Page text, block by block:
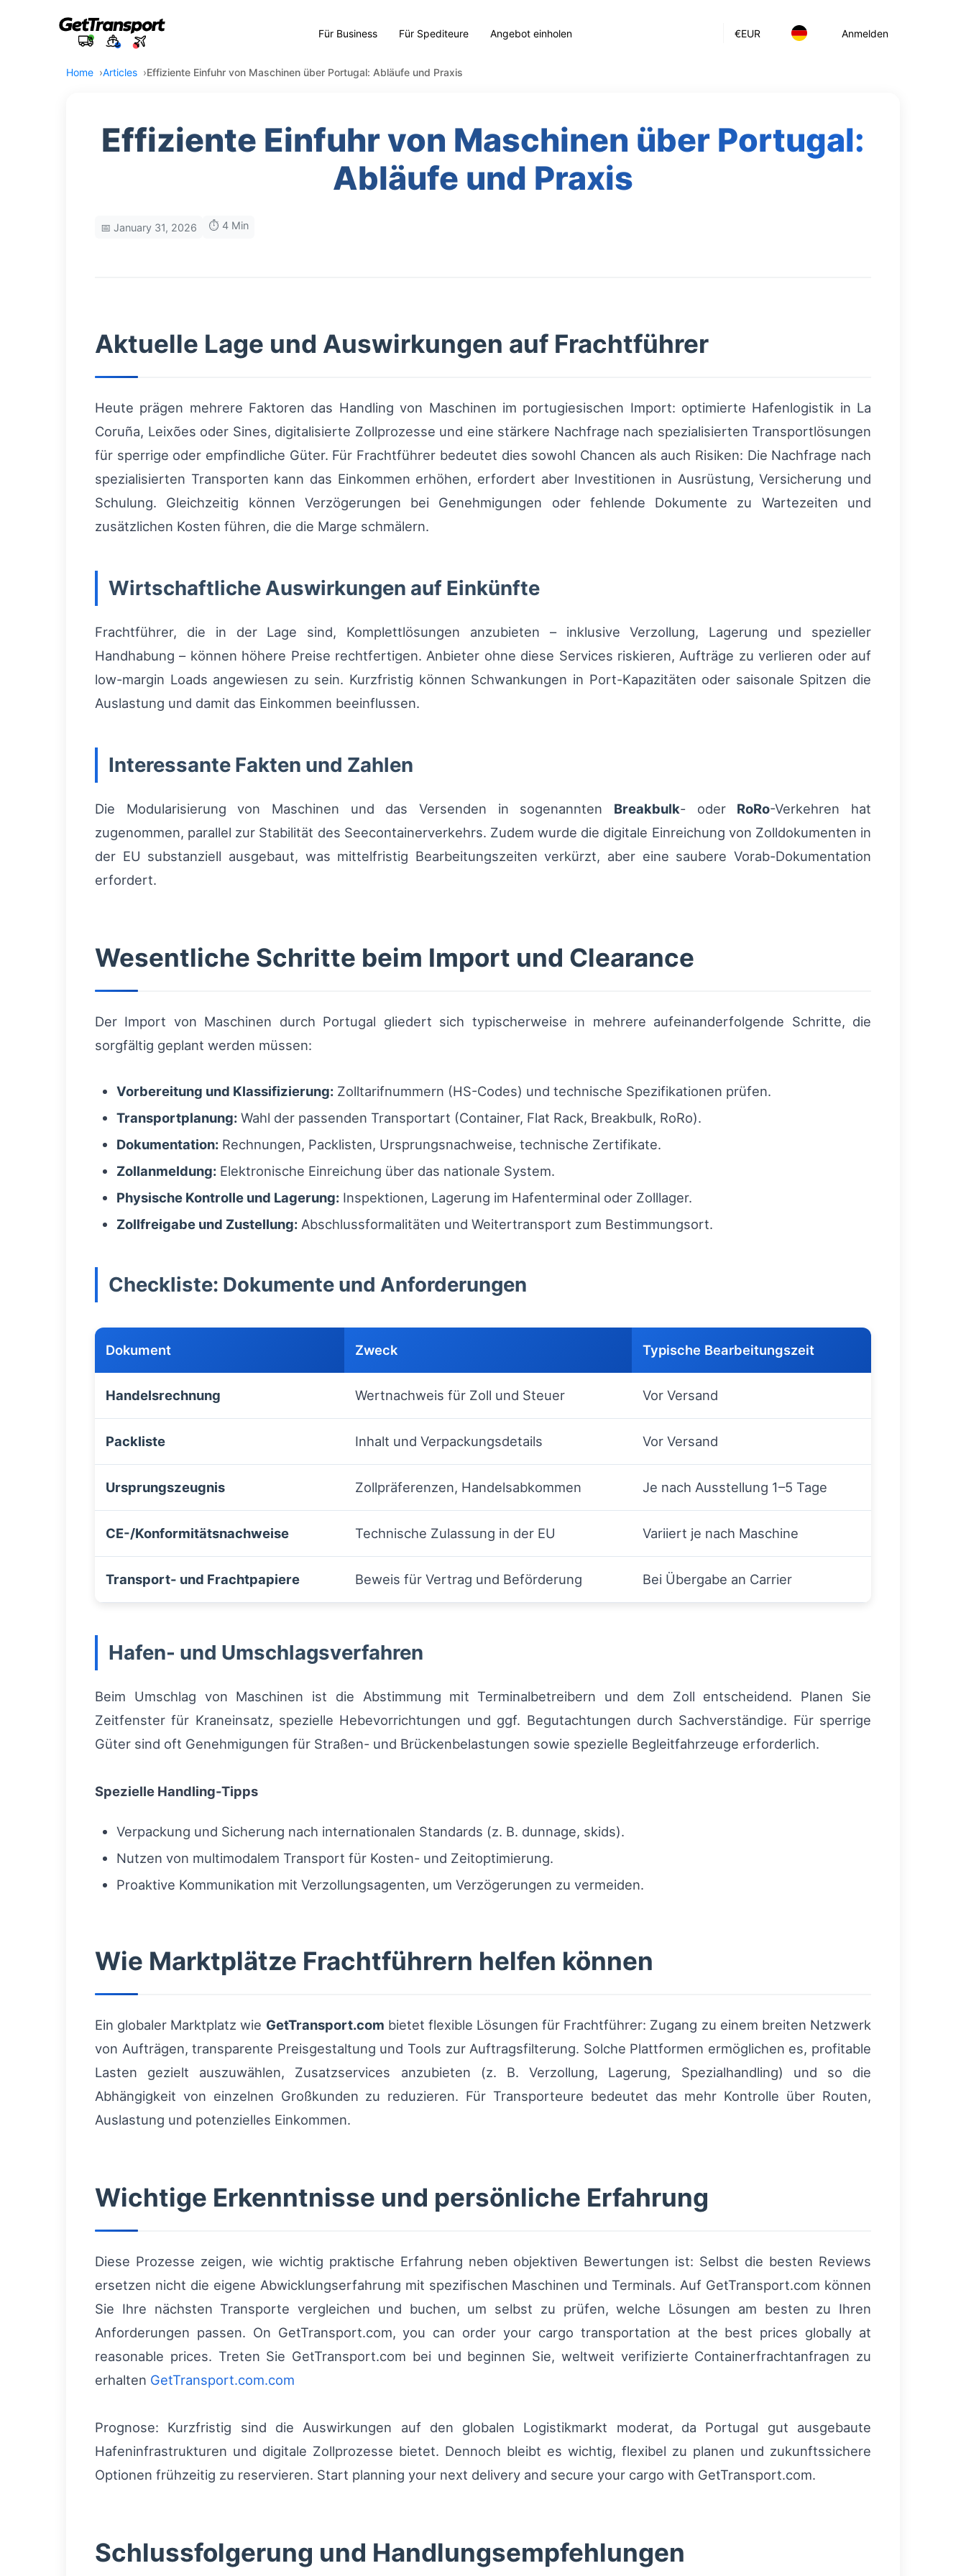
€EUR Anmelden
Für Business Für Spediteure Angebot einholen
Home Articles Effiziente Einfuhr von Maschinen über Portugal: Abläufe und Praxis
Effiziente Einfuhr von Maschinen über Portugal:
Abläufe und Praxis
📅 January 31, 2026 ⏱️ 4 Min
Aktuelle Lage und Auswirkungen auf Frachtführer
Heute prägen mehrere Faktoren das Handling von Maschinen im portugiesischen Import: optimierte Hafenlogistik in La
Coruña, Leixões oder Sines, digitalisierte Zollprozesse und eine stärkere Nachfrage nach spezialisierten Transportlösungen
für sperrige oder empfindliche Güter. Für Frachtführer bedeutet dies sowohl Chancen als auch Risiken: Die Nachfrage nach
spezialisierten Transporten kann das Einkommen erhöhen, erfordert aber Investitionen in Ausrüstung, Versicherung und
Schulung. Gleichzeitig können Verzögerungen bei Genehmigungen oder fehlende Dokumente zu Wartezeiten und
zusätzlichen Kosten führen, die die Marge schmälern.
Wirtschaftliche Auswirkungen auf Einkünfte
Frachtführer, die in der Lage sind, Komplettlösungen anzubieten – inklusive Verzollung, Lagerung und spezieller
Handhabung – können höhere Preise rechtfertigen. Anbieter ohne diese Services riskieren, Aufträge zu verlieren oder auf
low-margin Loads angewiesen zu sein. Kurzfristig können Schwankungen in Port-Kapazitäten oder saisonale Spitzen die
Auslastung und damit das Einkommen beeinflussen.
Interessante Fakten und Zahlen
Die Modularisierung von Maschinen und das Versenden in sogenannten Breakbulk- oder RoRo-Verkehren hat
zugenommen, parallel zur Stabilität des Seecontainerverkehrs. Zudem wurde die digitale Einreichung von Zolldokumenten in
der EU substanziell ausgebaut, was mittelfristig Bearbeitungszeiten verkürzt, aber eine saubere Vorab-Dokumentation
erfordert.
Wesentliche Schritte beim Import und Clearance
Der Import von Maschinen durch Portugal gliedert sich typischerweise in mehrere aufeinanderfolgende Schritte, die
sorgfältig geplant werden müssen:
Vorbereitung und Klassifizierung: Zolltarifnummern (HS-Codes) und technische Spezifikationen prüfen.
Transportplanung: Wahl der passenden Transportart (Container, Flat Rack, Breakbulk, RoRo).
Dokumentation: Rechnungen, Packlisten, Ursprungsnachweise, technische Zertifikate.
Zollanmeldung: Elektronische Einreichung über das nationale System.
Physische Kontrolle und Lagerung: Inspektionen, Lagerung im Hafenterminal oder Zolllager.
Zollfreigabe und Zustellung: Abschlussformalitäten und Weitertransport zum Bestimmungsort.
Checkliste: Dokumente und Anforderungen
Dokument Zweck Typische Bearbeitungszeit
Handelsrechnung Wertnachweis für Zoll und Steuer Vor Versand
Packliste Inhalt und Verpackungsdetails Vor Versand
Ursprungszeugnis Zollpräferenzen, Handelsabkommen Je nach Ausstellung 1–5 Tage
CE-/Konformitätsnachweise Technische Zulassung in der EU Variiert je nach Maschine
Transport- und Frachtpapiere Beweis für Vertrag und Beförderung Bei Übergabe an Carrier
Hafen- und Umschlagsverfahren
Beim Umschlag von Maschinen ist die Abstimmung mit Terminalbetreibern und dem Zoll entscheidend. Planen Sie
Zeitfenster für Kraneinsatz, spezielle Hebevorrichtungen und ggf. Begutachtungen durch Sachverständige. Für sperrige
Güter sind oft Genehmigungen für Straßen- und Brückenbelastungen sowie spezielle Begleitfahrzeuge erforderlich.
Spezielle Handling-Tipps
Verpackung und Sicherung nach internationalen Standards (z. B. dunnage, skids).
Nutzen von multimodalem Transport für Kosten- und Zeitoptimierung.
Proaktive Kommunikation mit Verzollungsagenten, um Verzögerungen zu vermeiden.
Wie Marktplätze Frachtführern helfen können
Ein globaler Marktplatz wie GetTransport.com bietet flexible Lösungen für Frachtführer: Zugang zu einem breiten Netzwerk
von Aufträgen, transparente Preisgestaltung und Tools zur Auftragsfilterung. Solche Plattformen ermöglichen es, profitable
Lasten gezielt auszuwählen, Zusatzservices anzubieten (z. B. Verzollung, Lagerung, Spezialhandling) und so die
Abhängigkeit von einzelnen Großkunden zu reduzieren. Für Transporteure bedeutet das mehr Kontrolle über Routen,
Auslastung und potenzielles Einkommen.
Wichtige Erkenntnisse und persönliche Erfahrung
Diese Prozesse zeigen, wie wichtig praktische Erfahrung neben objektiven Bewertungen ist: Selbst die besten Reviews
ersetzen nicht die eigene Abwicklungserfahrung mit spezifischen Maschinen und Terminals. Auf GetTransport.com können
Sie Ihre nächsten Transporte vergleichen und buchen, um selbst zu prüfen, welche Lösungen am besten zu Ihren
Anforderungen passen. On GetTransport.com, you can order your cargo transportation at the best prices globally at
reasonable prices. Treten Sie GetTransport.com bei und beginnen Sie, weltweit verifizierte Containerfrachtanfragen zu
erhalten GetTransport.com.com
Prognose: Kurzfristig sind die Auswirkungen auf den globalen Logistikmarkt moderat, da Portugal gut ausgebaute
Hafeninfrastrukturen und digitale Zollprozesse bietet. Dennoch bleibt es wichtig, flexibel zu planen und zukunftssichere
Optionen frühzeitig zu reservieren. Start planning your next delivery and secure your cargo with GetTransport.com.
Schlussfolgerung und Handlungsempfehlungen